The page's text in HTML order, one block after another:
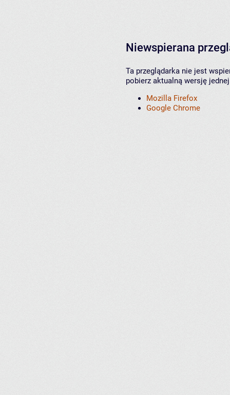
Niewspierana
Ta przeglądarka nie jest
pobierz aktualną wersję
Mozilla Firefox
Google Chrome